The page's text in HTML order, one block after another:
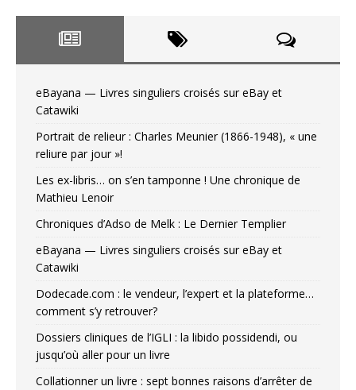
eBayana — Livres singuliers croisés sur eBay et
Catawiki
Portrait de relieur : Charles Meunier (1866-1948), « une
reliure par jour »!
Les ex-libris… on s’en tamponne ! Une chronique de
Mathieu Lenoir
Chroniques d’Adso de Melk : Le Dernier Templier
eBayana — Livres singuliers croisés sur eBay et
Catawiki
Dodecade.com : le vendeur, l’expert et la plateforme…
comment s’y retrouver?
Dossiers cliniques de l’IGLI : la libido possidendi, ou
jusqu’où aller pour un livre
Collationner un livre : sept bonnes raisons d’arrêter de